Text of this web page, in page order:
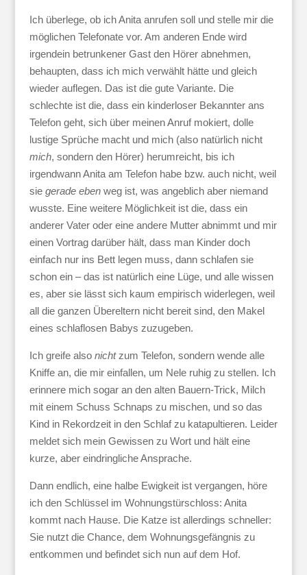
Ich überlege, ob ich Anita anrufen soll und stelle mir die
möglichen Telefonate vor. Am anderen Ende wird
irgendein betrunkener Gast den Hörer abnehmen,
behaupten, dass ich mich verwählt hätte und gleich
wieder auflegen. Das ist die gute Variante. Die
schlechte ist die, dass ein kinderloser Bekannter ans
Telefon geht, sich über meinen Anruf mokiert, dolle
lustige Sprüche macht und mich (also natürlich nicht
mich, sondern den Hörer) herumreicht, bis ich
irgendwann Anita am Telefon habe bzw. auch nicht, weil
sie gerade ebenweg ist, was angeblich aber niemand
wusste. Eine weitere Möglichkeit ist die, dass ein
anderer Vater oder eine andere Mutter abnimmt und mir
einen Vortrag darüber hält, dass man Kinder doch
einfach nur ins Bett legen muss, dann schlafen sie
schon ein – das ist natürlich eine Lüge, und alle wissen
es, aber sie lässt sich kaum empirisch widerlegen, weil
all die ganzen Übereltern nicht bereit sind, den Makel
eines schlaflosen Babys zuzugeben.
Ich greife also nichtzum Telefon, sondern wende alle
Kniffe an, die mir einfallen, um Nele ruhig zu stellen. Ich
erinnere mich sogar an den alten Bauern-Trick, Milch
mit einem Schuss Schnaps zu mischen, und so das
Kind in Rekordzeit in den Schlaf zu katapultieren. Leider
meldet sich mein Gewissen zu Wort und hält eine
kurze, aber eindringliche Ansprache.
Dann endlich, eine halbe Ewigkeit ist vergangen, höre
ich den Schlüssel im Wohnungstürschloss: Anita
kommt nach Hause. Die Katze ist allerdings schneller:
Sie nutzt die Chance, dem Wohnungsgefängnis zu
entkommen und befindet sich nun auf dem Hof.